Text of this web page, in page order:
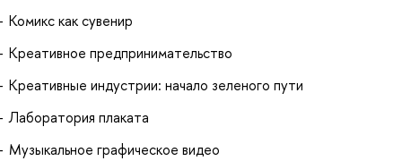
Комикс как сувенир
Креативное предпринимательство
Креативные индустрии: начало зеленого пути
Лаборатория плаката
Музыкальное графическое видео